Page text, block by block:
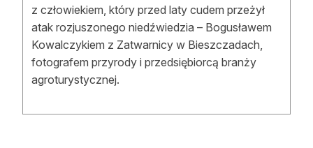
z człowiekiem, który przed laty cudem przeżył
atak rozjuszonego niedźwiedzia – Bogusławem
Kowalczykiem z Zatwarnicy w Bieszczadach,
fotografem przyrody i przedsiębiorcą branży
agroturystycznej.